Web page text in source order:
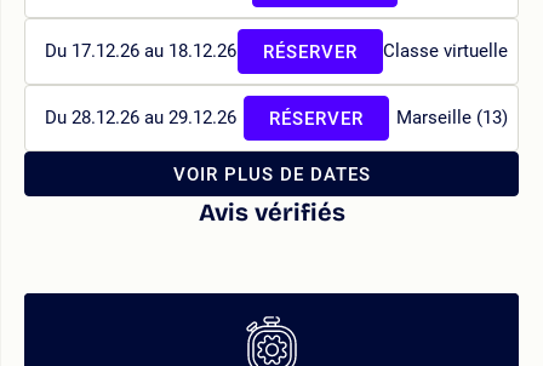
Du 17.12.26 au 18.12.26 Classe virtuelle
RÉSERVER
Du 28.12.26 au 29.12.26 Marseille (13)
RÉSERVER
VOIR PLUS DE DATES
Avis vérifiés